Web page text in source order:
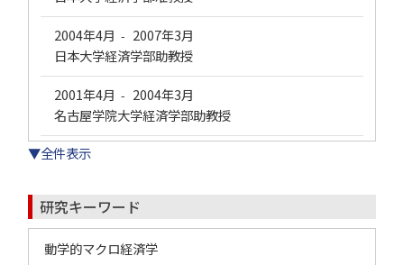
2004年4月 - 2007年3月
日本大学経済学部助教授
2001年4月 - 2004年3月
名古屋学院大学経済学部助教授
▼全件表示
研究キーワード
動学的マクロ経済学